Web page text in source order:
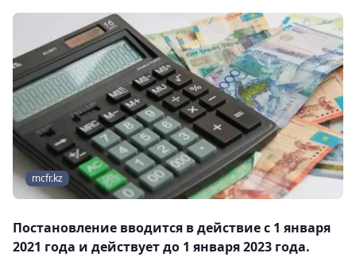
mcfr.kz
Постановление вводится в действие с 1 января
2021 года и действует до 1 января 2023 года.